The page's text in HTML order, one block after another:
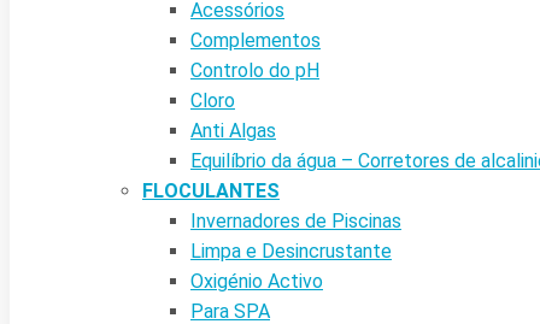
Acessórios
Complementos
Controlo do pH
Cloro
Anti Algas
Equilíbrio da água – Corretores de
FLOCULANTES
Invernadores de Piscinas
Limpa e Desincrustante
Oxigénio Activo
Para SPA